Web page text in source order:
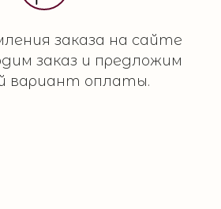
заказа на сайте
заказ и предложим
вариант оплаты.